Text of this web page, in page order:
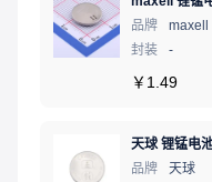
品牌
maxell
封装
-
￥ 1.49
天球 锂锰电
品牌
天球